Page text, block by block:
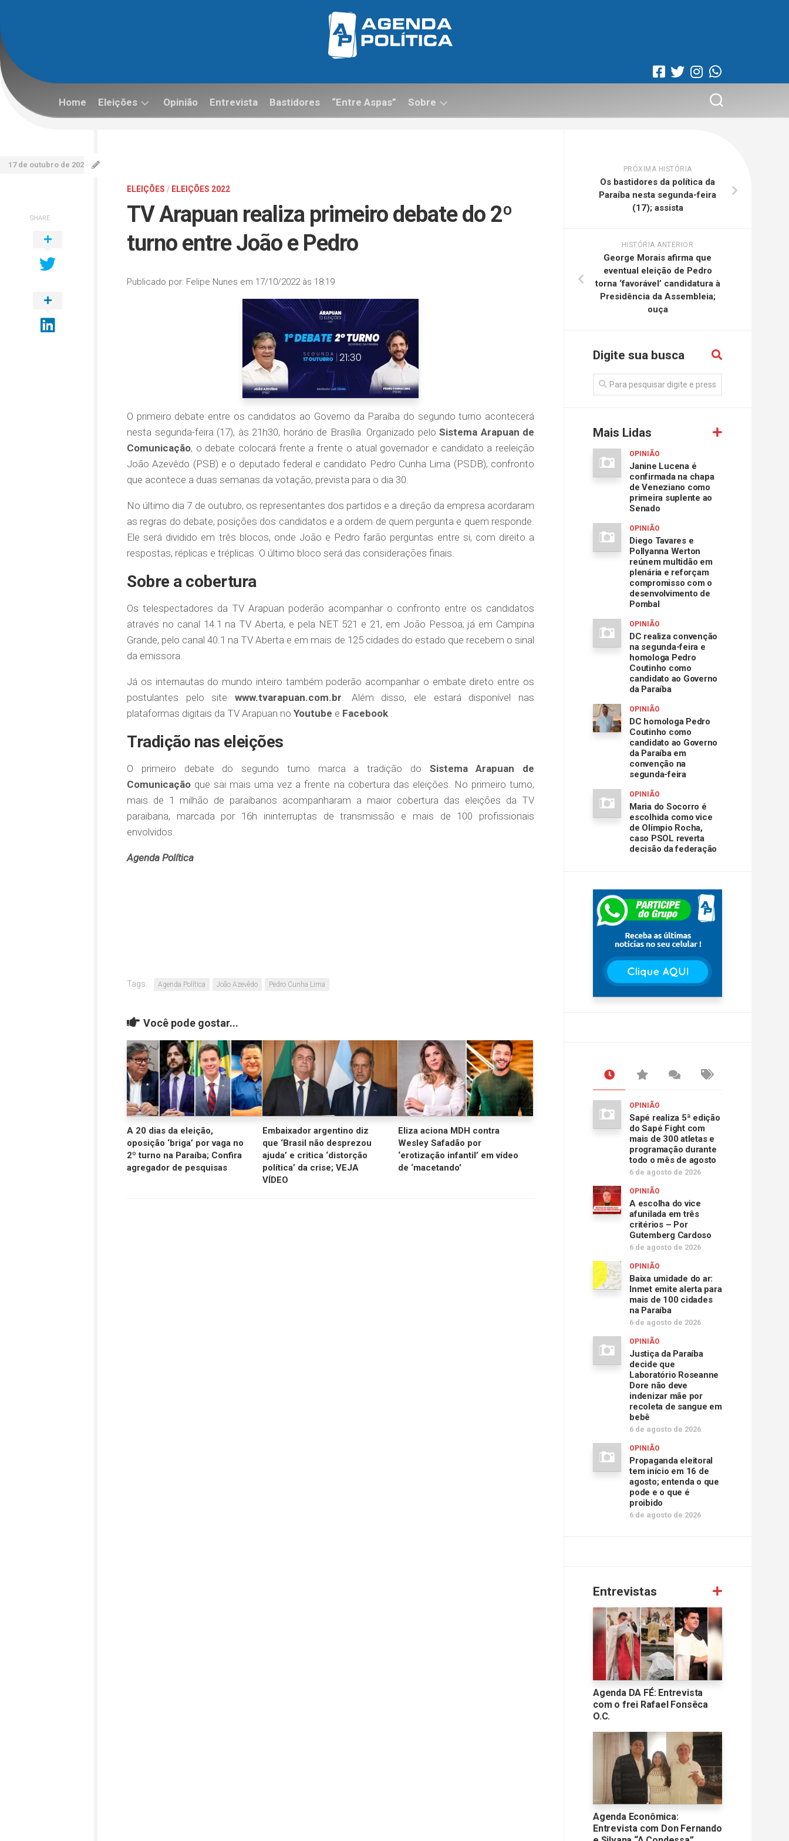
content
Home Eleições Opinião Entrevista Bastidores “Entre Aspas” Sobre
ELEIÇÕES / ELEIÇÕES 2022
TV Arapuan realiza primeiro debate do 2º
turno entre João e Pedro
Publicado por: Felipe Nunes em 17/10/2022 às 18:19
17 de outubro de 2022
O primeiro debate entre os candidatos ao Governo da Paraíba do segundo turno acontecerá
nesta segunda-feira (17), às 21h30, horário de Brasília. Organizado pelo Sistema Arapuan de
Comunicação, o debate colocará frente a frente o atual governador e candidato a reeleição
João Azevêdo (PSB) e o deputado federal e candidato Pedro Cunha Lima (PSDB), confronto
que acontece a duas semanas da votação, prevista para o dia 30.
No último dia 7 de outubro, os representantes dos partidos e a direção da empresa acordaram
as regras do debate, posições dos candidatos e a ordem de quem pergunta e quem responde.
Ele será dividido em três blocos, onde João e Pedro farão perguntas entre si, com direito a
respostas, réplicas e tréplicas. O último bloco será das considerações finais.
Sobre a cobertura
Os telespectadores da TV Arapuan poderão acompanhar o confronto entre os candidatos
através no canal 14.1 na TV Aberta, e pela NET 521 e 21, em João Pessoa; já em Campina
Grande, pelo canal 40.1 na TV Aberta e em mais de 125 cidades do estado que recebem o sinal
da emissora.
Já os internautas do mundo inteiro também poderão acompanhar o embate direto entre os
postulantes pelo site www.tvarapuan.com.br. Além disso, ele estará disponível nas
plataformas digitais da TV Arapuan no Youtube e Facebook .
Tradição nas eleições
O primeiro debate do segundo turno marca a tradição do Sistema Arapuan de
Comunicação que sai mais uma vez a frente na cobertura das eleições. No primeiro turno,
mais de 1 milhão de paraibanos acompanharam a maior cobertura das eleições da TV
paraibana, marcada por 16h ininterruptas de transmissão e mais de 100 profissionais
envolvidos.
Agenda Política
Tags: Agenda Política João Azevêdo Pedro Cunha Lima
SHARE
Você pode gostar...
A 20 dias da eleição,
oposição ‘briga’ por vaga no
2º turno na Paraíba; Confira
agregador de pesquisas
Embaixador argentino diz
que ‘Brasil não desprezou
ajuda’ e critica ‘distorção
política’ da crise; VEJA
VÍDEO
Eliza aciona MDH contra
Wesley Safadão por
‘erotização infantil’ em vídeo
de ‘macetando’
PRÓXIMA HISTÓRIA
Os bastidores da política da
Paraíba nesta segunda-feira
(17); assista
HISTÓRIA ANTERIOR
George Morais afirma que
eventual eleição de Pedro
torna ‘favorável’ candidatura à
Presidência da Assembleia;
ouça
Digite sua busca
Mais Lidas
OPINIÃO
Janine Lucena é
confirmada na chapa
de Veneziano como
primeira suplente ao
Senado
OPINIÃO
Diego Tavares e
Pollyanna Werton
reúnem multidão em
plenária e reforçam
compromisso com o
desenvolvimento de
Pombal
OPINIÃO
DC realiza convenção
na segunda-feira e
homologa Pedro
Coutinho como
candidato ao Governo
da Paraíba
OPINIÃO
DC homologa Pedro
Coutinho como
candidato ao Governo
da Paraíba em
convenção na
segunda-feira
OPINIÃO
Maria do Socorro é
escolhida como vice
de Olímpio Rocha,
caso PSOL reverta
decisão da federação
OPINIÃO
Sapé realiza 5ª edição
do Sapé Fight com
mais de 300 atletas e
programação durante
todo o mês de agosto
6 de agosto de 2026
OPINIÃO
A escolha do vice
afunilada em três
critérios – Por
Gutemberg Cardoso
6 de agosto de 2026
OPINIÃO
Baixa umidade do ar:
Inmet emite alerta para
mais de 100 cidades
na Paraíba
6 de agosto de 2026
OPINIÃO
Justiça da Paraíba
decide que
Laboratório Roseanne
Dore não deve
indenizar mãe por
recoleta de sangue em
bebê
6 de agosto de 2026
OPINIÃO
Propaganda eleitoral
tem início em 16 de
agosto; entenda o que
pode e o que é
proibido
6 de agosto de 2026
Entrevistas
Agenda DA FÉ: Entrevista
com o frei Rafael Fonsêca
O.C.
Agenda Econômica:
Entrevista com Don Fernando